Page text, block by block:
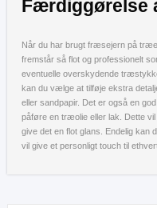
Færdiggørelse
Når du har brugt fræsejern på
fremstår så flot og professionelt
eventuelle overskydende
kan du vælge at tilføje ekstra
eller sandpapir. Det er også en
påføre en træolie eller lak. Dette
give det en flot glans. Endelig
vil give et personligt touch til